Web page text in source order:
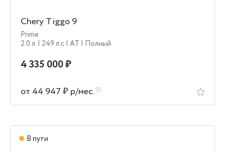
Chery Tiggo 9
Prime
2.0 л. | 249 л.c | AT | Полный
4 335 000 ₽
от 44 947 ₽ р/мес.
В пути